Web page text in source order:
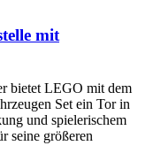
mit
bietet LEGO mit dem
Set ein Tor in
und spielerischem
seine größeren